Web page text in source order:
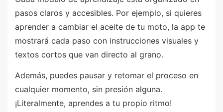
pasos claros y accesibles. Por ejemplo, si quieres
aprender a cambiar el aceite de tu moto, la app te
mostrará cada paso con instrucciones visuales y
textos cortos que van directo al grano.
Además, puedes pausar y retomar el proceso en
cualquier momento, sin presión alguna.
¡Literalmente, aprendes a tu propio ritmo!